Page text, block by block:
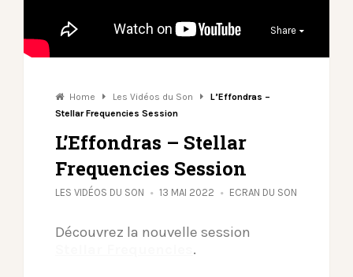
Share
Home Les Vidéos du Son
L’Effondras –
Stellar Frequencies Session
L’Effondras – Stellar
Frequencies Session
LES VIDÉOS DU SON 13 MAI 2022 ECRAN DU SON
Découvrez la nouvelle session
.